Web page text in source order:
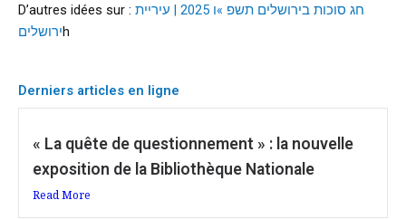
D’autres idées sur : חג סוכות בירושלים תשפ »ו 2025 | עיריית
ירושליםh
Derniers articles en ligne
« La quête de questionnement » : la nouvelle
exposition de la Bibliothèque Nationale
Read More